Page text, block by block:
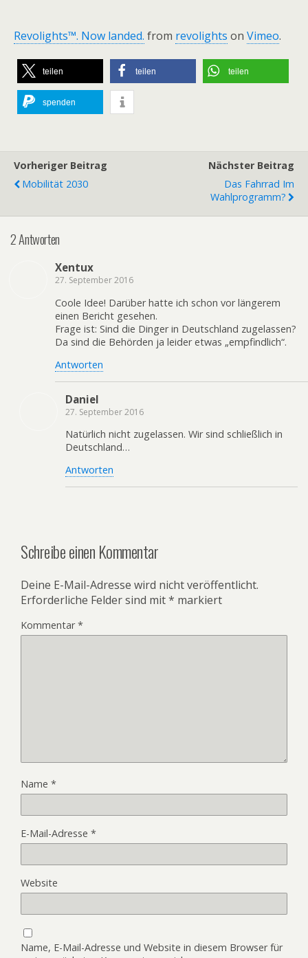
Revolights™. Now landed. from revolights on Vimeo.
teilen teilen teilen
spenden
Vorheriger Beitrag
Mobilität 2030
Nächster Beitrag
Das Fahrrad Im
Wahlprogramm?
2 Antworten
Xentux
27. September 2016
Coole Idee! Darüber hatte ich schon vor längerem
einen Bericht gesehen.
Frage ist: Sind die Dinger in Deutschland zugelassen?
Da sind die Behörden ja leider etwas „empfindlich“.
Antworten
Daniel
27. September 2016
Natürlich nicht zugelassen. Wir sind schließlich in
Deutschland…
Antworten
Schreibe einen Kommentar
Deine E-Mail-Adresse wird nicht veröffentlicht.
Erforderliche Felder sind mit* markiert
Kommentar*
Name *
E-Mail-Adresse *
Website
Name, E-Mail-Adresse und Website in diesem Browser für